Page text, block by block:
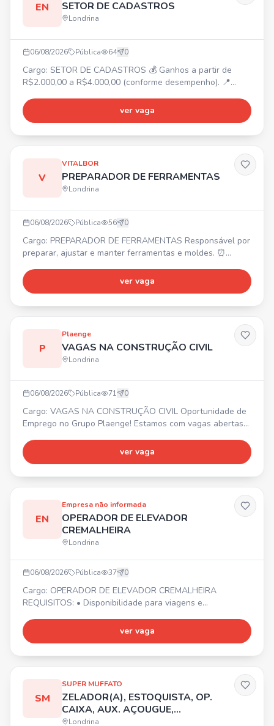
EN SETOR DE CADASTROS
Londrina
06/08/2026 Pública 64 0
Cargo: SETOR DE CADASTROS 💰 Ganhos a partir de
R$2.000,00 a R$4.000,00 (conforme desempenho). 📍
19:30. Sábado: 09:00 às 14:00. ✅ Treinamento fornecido,
não é necessária experiência.
ver vaga
V
VITALBOR
PREPARADOR DE FERRAMENTAS
Londrina
06/08/2026 Pública 56 0
Cargo: PREPARADOR DE FERRAMENTAS Responsável por
preparar, ajustar e manter ferramentas e moldes. ⏰
Salário acima do mercado + Vale-Transporte + Vale-
Alimentação de R$ 521,00 + Seguro de Vida + TotalPass.
ver vaga
P
Plaenge
VAGAS NA CONSTRUÇÃO CIVIL
Londrina
06/08/2026 Pública 71 0
Cargo: VAGAS NA CONSTRUÇÃO CIVIL Oportunidade de
Emprego no Grupo Plaenge! Estamos com vagas abertas
Faça parte da maior construtora do Sul do país!
Encaminhe seu currículo. 📍 Londrina/PR
ver vaga
EN
Empresa não informada
OPERADOR DE ELEVADOR
CREMALHEIRA
Londrina
06/08/2026 Pública 37 0
Cargo: OPERADOR DE ELEVADOR CREMALHEIRA
REQUISITOS: • Disponibilidade para viagens e
Organização e controle • PROATIVIDADE • Início imediato!
📍 Cidade de Londrina/PR. Envie seu currículo por
ver vaga
SM
SUPER MUFFATO
ZELADOR(A), ESTOQUISTA, OP.
CAIXA, AUX. AÇOUGUE,
BALCONISTA
Londrina